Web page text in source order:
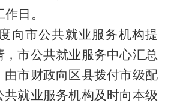
日。
向市公共就业服务机构提
市公共就业服务中心汇总
由市财政向区县拨付市级配
就业服务机构及时向本级